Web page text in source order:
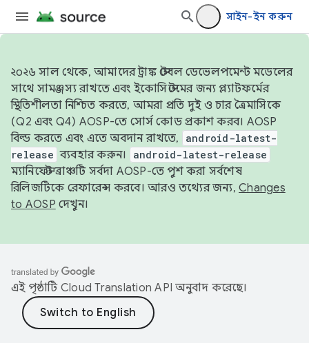
সাইন-ইন করুন
২০২৬ সাল থেকে, আমাদের ট্রাঙ্ক স্টেবল ডেভেলপমেন্ট মডেলের
সাথে সামঞ্জস্য রাখতে এবং ইকোসিস্টেমের জন্য প্ল্যাটফর্মের
স্থিতিশীলতা নিশ্চিত করতে, আমরা প্রতি দুই ও চার ত্রৈমাসিকে
(Q2 এবং Q4) AOSP-তে সোর্স কোড প্রকাশ করব। AOSP
বিল্ড করতে এবং এতে অবদান রাখতে,
android-latest-
release ব্যবহার করুন। android-latest-release
ম্যানিফেস্ট ব্রাঞ্চটি সর্বদা AOSP-তে পুশ করা সর্বশেষ
রিলিজটিকে রেফারেন্স করবে। আরও তথ্যের জন্য, Changes
to AOSP দেখুন।
এই পৃষ্ঠাটি Cloud Translation API অনুবাদ করেছে।